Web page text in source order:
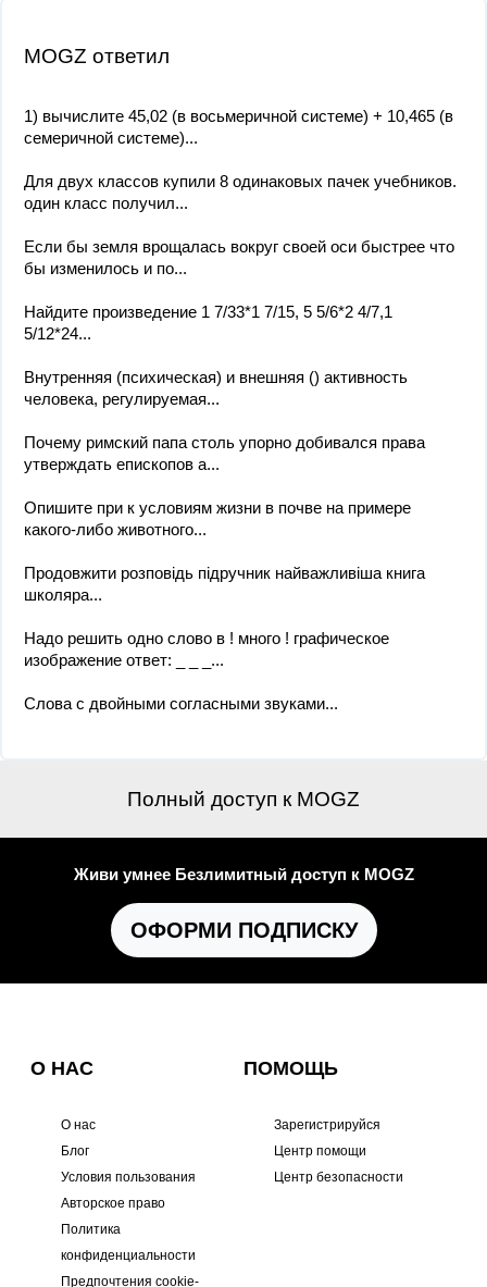
MOGZ ответил
1) вычислите 45,02 (в восьмеричной системе) + 10,465 (в
семеричной системе)...
Для двух классов купили 8 одинаковых пачек учебников.
один класс получил...
Если бы земля врощалась вокруг своей оси быстрее что
бы изменилось и по...
Найдите произведение 1 7/33*1 7/15, 5 5/6*2 4/7,1
5/12*24...
Внутренняя (психическая) и внешняя () активность
человека, регулируемая...
Почему римский папа столь упорно добивался права
утверждать епископов а...
Опишите при к условиям жизни в почве на примере
какого-либо животного...
Продовжити розповідь підручник найважливіша книга
школяра...
Надо решить одно слово в ! много ! графическое
изображение ответ: _ _ _...
Слова с двойными согласными звуками...
Полный доступ к MOGZ
Живи умнее Безлимитный доступ к MOGZ
ОФОРМИ ПОДПИСКУ
О НАС
О нас
Блог
Условия пользования
Авторское право
Политика
конфиденциальности
Предпочтения cookie-
ПОМОЩЬ
Зарегистрируйся
Центр помощи
Центр безопасности